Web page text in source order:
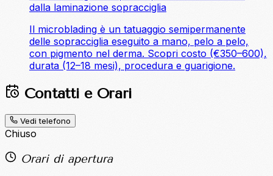
dalla laminazione sopracciglia
Il microblading è un tatuaggio semipermanente
delle sopracciglia eseguito a mano, pelo a pelo,
con pigmento nel derma. Scopri costo (€350–600),
durata (12–18 mesi), procedura e guarigione.
Contatti e Orari
Vedi telefono
Chiuso
Orari di apertura